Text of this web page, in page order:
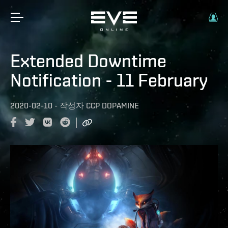
Extended Downtime
Notification - 11 February
2020-02-10 - 작성자 CCP DOPAMINE